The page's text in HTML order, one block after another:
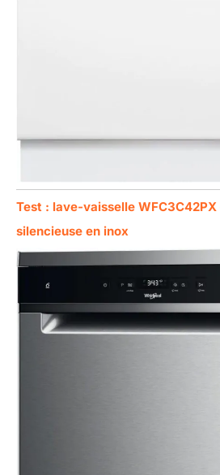
Test : lave-vaisselle
silencieuse en inox